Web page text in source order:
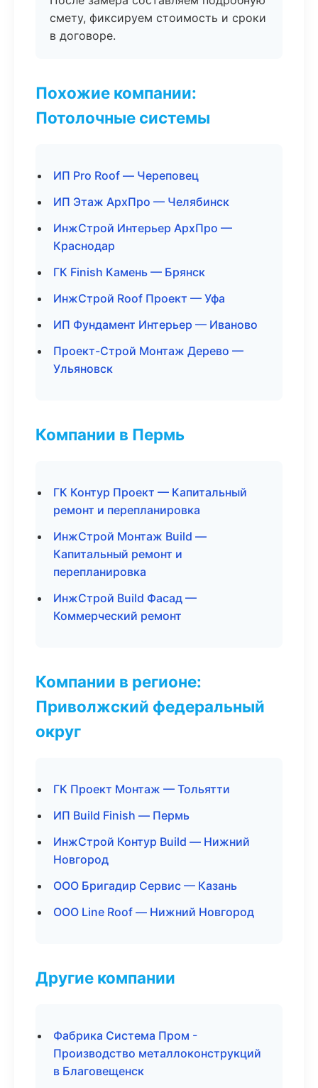
смету, фиксируем стоимость и сроки
в договоре.
Похожие компании:
Потолочные системы
ИП Pro Roof — Череповец
ИП Этаж АрхПро — Челябинск
ИнжСтрой Интерьер АрхПро —
Краснодар
ГК Finish Камень — Брянск
ИнжСтрой Roof Проект — Уфа
ИП Фундамент Интерьер — Иваново
Проект-Строй Монтаж Дерево —
Ульяновск
Компании в Пермь
ГК Контур Проект — Капитальный
ремонт и перепланировка
ИнжСтрой Монтаж Build —
Капитальный ремонт и
перепланировка
ИнжСтрой Build Фасад —
Коммерческий ремонт
Компании в регионе:
Приволжский федеральный
округ
ГК Проект Монтаж — Тольятти
ИП Build Finish — Пермь
ИнжСтрой Контур Build — Нижний
Новгород
ООО Бригадир Сервис — Казань
ООО Line Roof — Нижний Новгород
Другие компании
Фабрика Система Пром -
Производство металлоконструкций
в Благовещенск